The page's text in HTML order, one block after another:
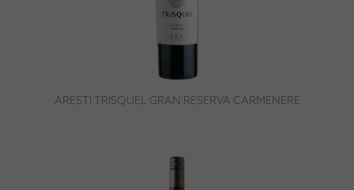
ARESTI TRISQUEL GRAN RESERVA CARMENERE